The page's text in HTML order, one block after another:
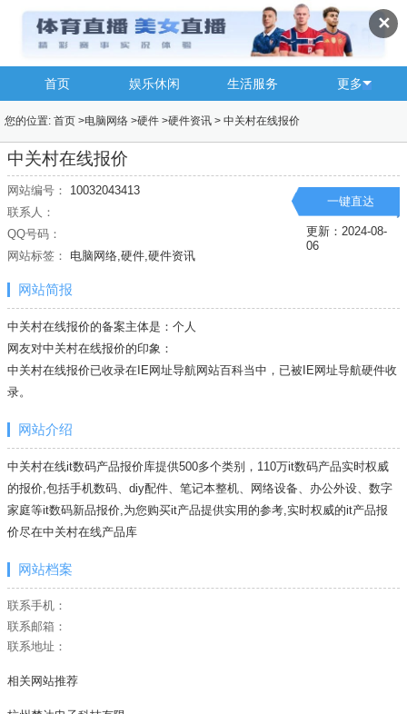
✕
首页 娱乐休闲 生活服务 更多
您的位置: 首页 >电脑网络 >硬件 >硬件资讯 > 中关村在线报价
中关村在线报价
网站编号：
10032043413
联系人：
QQ号码：
网站标签：
电脑网络,硬件,硬件资讯
一键直达
更新：2024-08-
06
网站简报
中关村在线报价的备案主体是：个人
网友对中关村在线报价的印象：
中关村在线报价已收录在IE网址导航网站百科当中，已被IE网址导航硬件收
录。
网站介绍
中关村在线it数码产品报价库提供500多个类别，110万it数码产品实时权威
的报价,包括手机数码、diy配件、笔记本整机、网络设备、办公外设、数字
家庭等it数码新品报价,为您购买it产品提供实用的参考,实时权威的it产品报
价尽在中关村在线产品库
网站档案
联系手机：
联系邮箱：
联系地址：
相关网站推荐